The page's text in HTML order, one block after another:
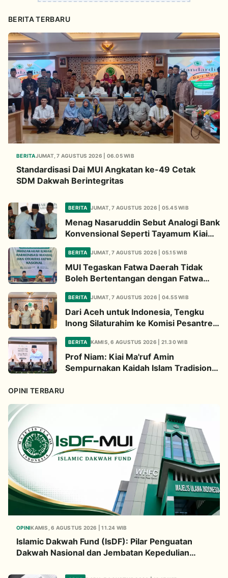
BERITA TERBARU
BERITAJUMAT, 7 AGUSTUS 2026 | 06.05 WIB
Standardisasi Dai MUI Angkatan ke-49 Cetak
SDM Dakwah Berintegritas
BERITA JUMAT, 7 AGUSTUS 2026 | 05.45 WIB
Menag Nasaruddin Sebut Analogi Bank
Konvensional Seperti Tayamum Kiai
Ma'ruf Sangat Dahsyat
BERITA JUMAT, 7 AGUSTUS 2026 | 05.15 WIB
MUI Tegaskan Fatwa Daerah Tidak
Boleh Bertentangan dengan Fatwa
Pusat
BERITA JUMAT, 7 AGUSTUS 2026 | 04.55 WIB
Dari Aceh untuk Indonesia, Tengku
Inong Silaturahim ke Komisi Pesantren
MUI Perkuat Dakwah Ekologi
BERITA KAMIS, 6 AGUSTUS 2026 | 21.30 WIB
Prof Niam: Kiai Ma'ruf Amin
Sempurnakan Kaidah Islam Tradisional
OPINI TERBARU
OPINIKAMIS, 6 AGUSTUS 2026 | 11.24 WIB
Islamic Dakwah Fund (IsDF): Pilar Penguatan
Dakwah Nasional dan Jembatan Kepedulian